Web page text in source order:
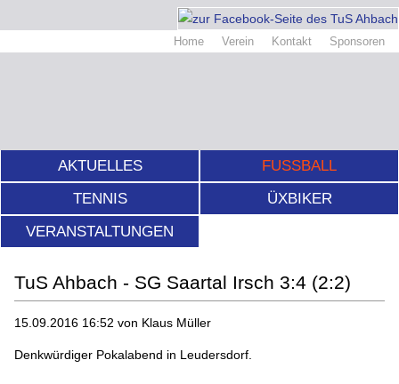
Home Verein Kontakt Sponsoren
AKTUELLES
FUSSBALL
TENNIS
ÜXBIKER
VERANSTALTUNGEN
TuS Ahbach - SG Saartal Irsch 3:4 (2:2)
15.09.2016 16:52 von Klaus Müller
Denkwürdiger Pokalabend in Leudersdorf.